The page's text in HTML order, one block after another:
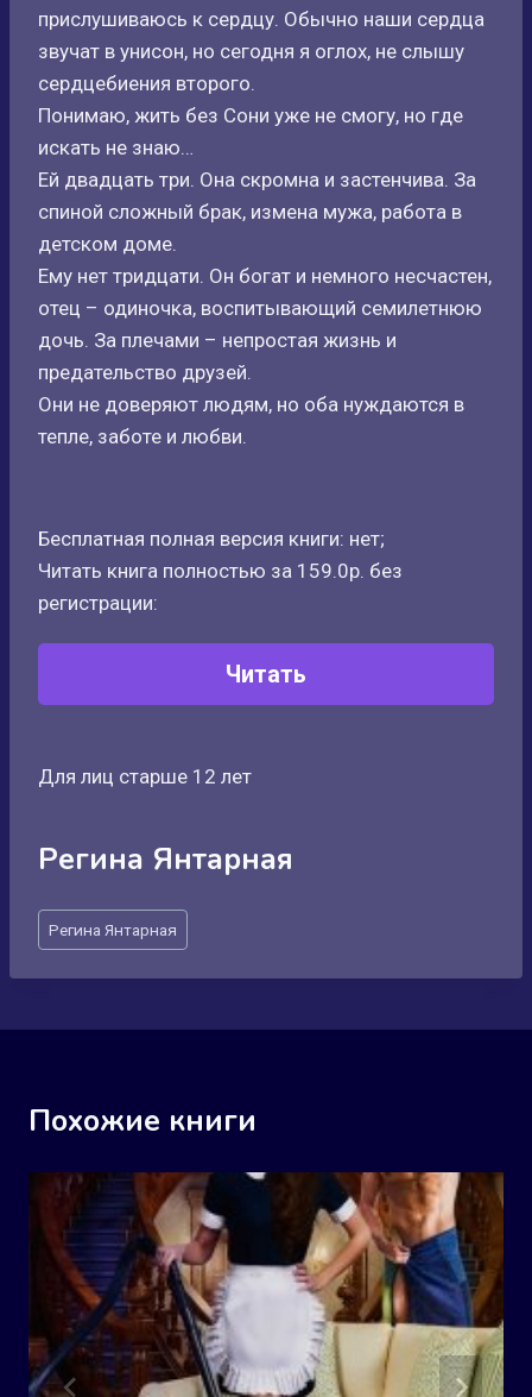
прислушиваюсь к сердцу. Обычно наши сердца
звучат в унисон, но сегодня я оглох, не слышу
сердцебиения второго.
Понимаю, жить без Сони уже не смогу, но где
искать не знаю…
Ей двадцать три. Она скромна и застенчива. За
спиной сложный брак, измена мужа, работа в
детском доме.
Ему нет тридцати. Он богат и немного несчастен,
отец – одиночка, воспитывающий семилетнюю
дочь. За плечами – непростая жизнь и
предательство друзей.
Они не доверяют людям, но оба нуждаются в
тепле, заботе и любви.
Бесплатная полная версия книги: нет;
Читать книга полностью за 159.0р. без
регистрации:
Читать
Для лиц старше 12 лет
Регина Янтарная
Метки
записи:
Регина Янтарная
Похожие книги